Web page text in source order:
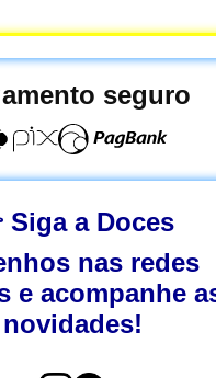
seguro
Siga a Doces
nas redes
e acompanhe
novidades!